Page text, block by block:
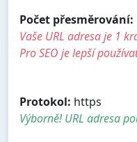
Počet přesměrování:
Vaše URL adresa je 1
Pro SEO je lepší
Protokol: https
Výborně! URL adresa